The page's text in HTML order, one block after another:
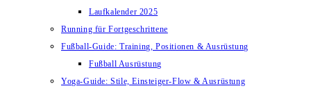
Laufkalender 2025
Running für Fortgeschrittene
Fußball-Guide: Training, Positionen & Ausrüstung
Fußball Ausrüstung
Yoga-Guide: Stile, Einsteiger-Flow & Ausrüstung